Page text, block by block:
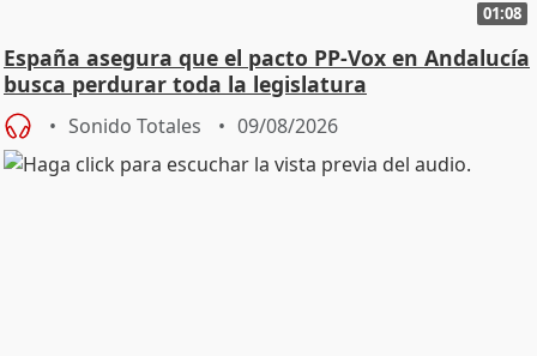
01:08
España asegura que el pacto PP-Vox en Andalucía
busca perdurar toda la legislatura
Sonido Totales 09/08/2026